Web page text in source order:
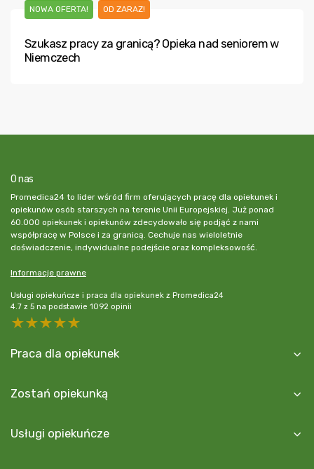
NOWA OFERTA! OD ZARAZ!
Szukasz pracy za granicą? Opieka nad seniorem w
Niemczech
O nas
Promedica24 to lider wśród firm oferujących pracę dla opiekunek i
opiekunów osób starszych na terenie Unii Europejskiej. Już ponad
60.000 opiekunek i opiekunów zdecydowało się podjąć z nami
współpracę w Polsce i za granicą. Cechuje nas wieloletnie
doświadczenie, indywidualne podejście oraz kompleksowość.
Informacje prawne
Usługi opiekuńcze i praca dla opiekunek z Promedica24
4.7 z 5 na podstawie 1092 opinii
5 stars
4 stars
3 stars
2 stars
Praca dla opiekunek
Zostań opiekunką
Usługi opiekuńcze